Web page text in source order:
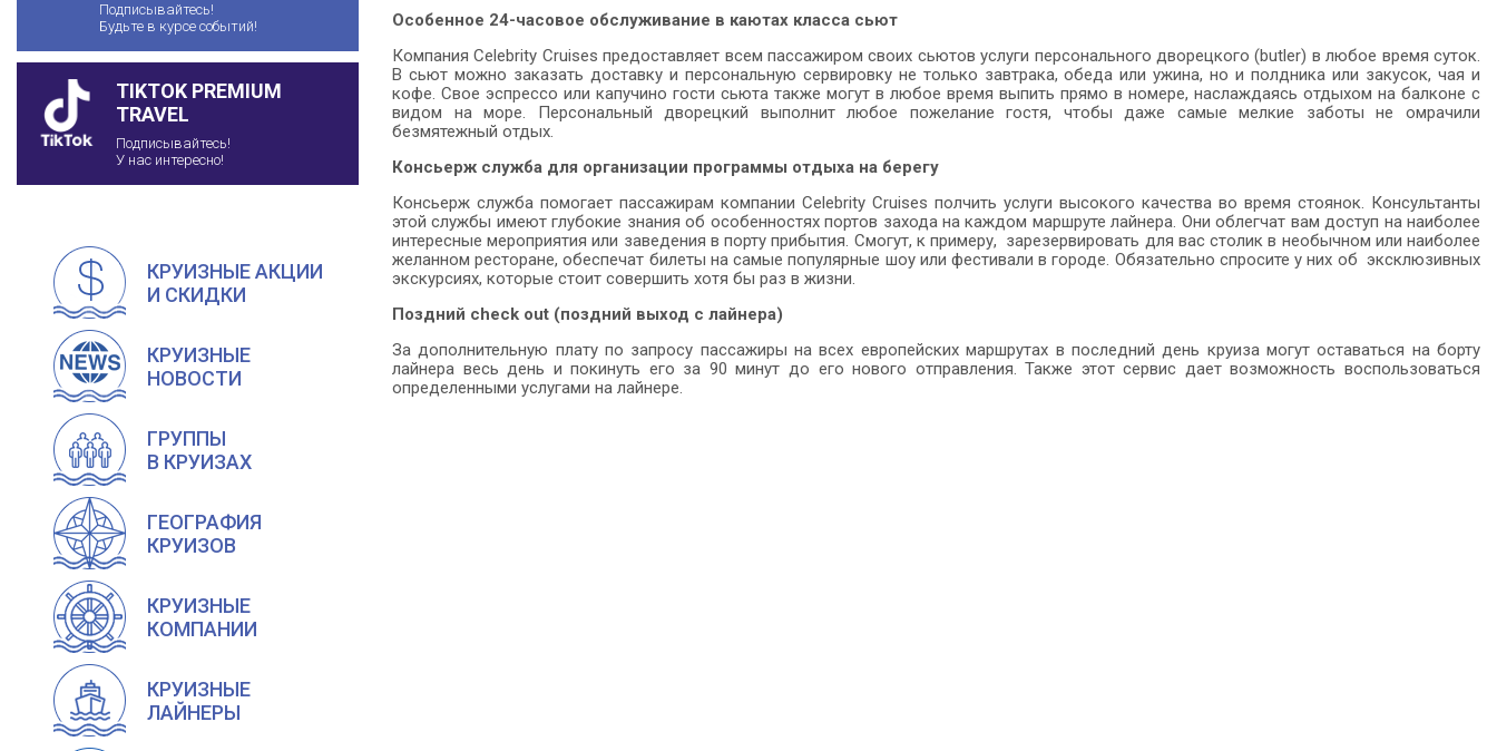
Подписывайтесь!
Будьте в курсе событий!
TIKTOK PREMIUM
TRAVEL
Подписывайтесь!
У нас интересно!
КРУИЗНЫЕ АКЦИИ
И СКИДКИ
КРУИЗНЫЕ
НОВОСТИ
ГРУППЫ
В КРУИЗАХ
ГЕОГРАФИЯ
КРУИЗОВ
КРУИЗНЫЕ
КОМПАНИИ
КРУИЗНЫЕ
ЛАЙНЕРЫ
Особенное 24-часовое обслуживание в каютах класса сьют
Компания Celebrity Cruises предоставляет всем пассажиром своих сьютов услуги персонального дворецкого (butler) в любое время суток.
В сьют можно заказать доставку и персональную сервировку не только завтрака, обеда или ужина, но и полдника или закусок, чая и
кофе. Свое эспрессо или капучино гости сьюта также могут в любое время выпить прямо в номере, наслаждаясь отдыхом на балконе с
видом на море. Персональный дворецкий выполнит любое пожелание гостя, чтобы даже самые мелкие заботы не омрачили
безмятежный отдых.
Консьерж служба для организации программы отдыха на берегу
Консьерж служба помогает пассажирам компании Celebrity Cruises полчить услуги высокого качества во время стоянок. Консультанты
этой службы имеют глубокие знания об особенностях портов захода на каждом маршруте лайнера. Они облегчат вам доступ на наиболее
интересные мероприятия или заведения в порту прибытия. Смогут, к примеру, зарезервировать для вас столик в необычном или наиболее
желанном ресторане, обеспечат билеты на самые популярные шоу или фестивали в городе. Обязательно спросите у них об эксклюзивных
экскурсиях, которые стоит совершить хотя бы раз в жизни.
Поздний check out (поздний выход с лайнера)
За дополнительную плату по запросу пассажиры на всех европейских маршрутах в последний день круиза могут оставаться на борту
лайнера весь день и покинуть его за 90 минут до его нового отправления. Также этот сервис дает возможность воспользоваться
определенными услугами на лайнере.